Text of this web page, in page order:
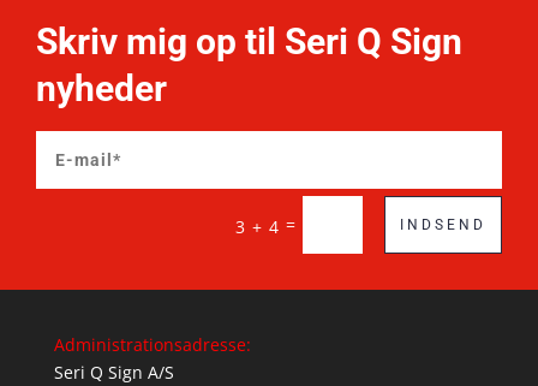
Skriv mig op til Seri Q Sign
nyheder
3 + 4 = INDSEND
Administrationsadresse:
Seri Q Sign A/S